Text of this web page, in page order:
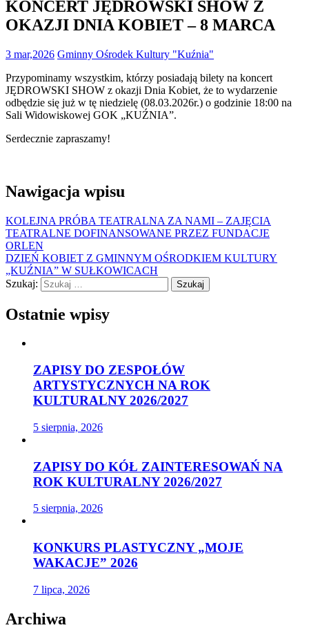
KONCERT JĘDROWSKI SHOW Z
OKAZJI DNIA KOBIET – 8 MARCA
3 mar,2026 Gminny Ośrodek Kultury "Kuźnia"
Przypominamy wszystkim, którzy posiadają bilety na koncert
JĘDROWSKI SHOW z okazji Dnia Kobiet, że to wydarzenie
odbędzie się już w tę niedzielę (08.03.2026r.) o godzinie 18:00 na
Sali Widowiskowej GOK „KUŹNIA”.
Serdecznie zapraszamy!
Nawigacja wpisu
KOLEJNA PRÓBA TEATRALNA ZA NAMI – ZAJĘCIA
TEATRALNE DOFINANSOWANE PRZEZ FUNDACJE
ORLEN
DZIEŃ KOBIET Z GMINNYM OŚRODKIEM KULTURY
„KUŹNIA” W SUŁKOWICACH
Szukaj:
Ostatnie wpisy
ZAPISY DO ZESPOŁÓW
ARTYSTYCZNYCH NA ROK
KULTURALNY 2026/2027
5 sierpnia, 2026
ZAPISY DO KÓŁ ZAINTERESOWAŃ NA
ROK KULTURALNY 2026/2027
5 sierpnia, 2026
KONKURS PLASTYCZNY „MOJE
WAKACJE” 2026
7 lipca, 2026
Archiwa